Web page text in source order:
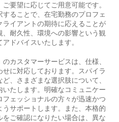
要望に応じてご用意可能です。
ることで、在宅勤務のプロフェ
イアントの期待に応えることが
耐久性、環境への影響という観
ドバイスいたします。
カスタマーサービスは、仕様、
に対応しております。スパイラ
、さまざまな選択肢について、
たします。明確なコミュニケー
ェッショナルの方々が迅速かつ
サポートします。また、本格的
ご確認になりたい場合は、異な